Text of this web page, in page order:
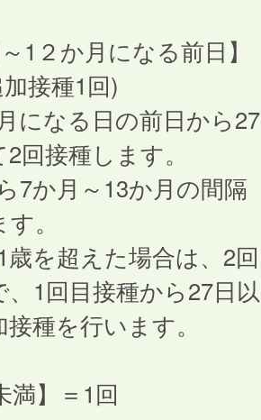
1２か月になる前日】
接種1回)
になる日の前日から27
回接種します。
7か月～13か月の間隔
。
を超えた場合は、2回
1回目接種から27日以
種を行います。
満】＝1回